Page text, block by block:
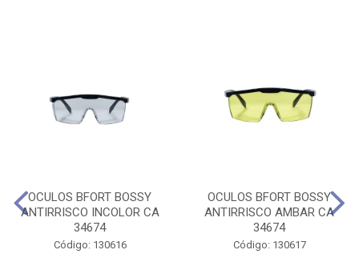
OCULOS BFORT BOSSY
ANTIRRISCO INCOLOR CA
34674
Código: 130616
OCULOS BFORT BOSSY
ANTIRRISCO AMBAR CA
34674
Código: 130617